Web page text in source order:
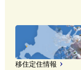
移住定住情報